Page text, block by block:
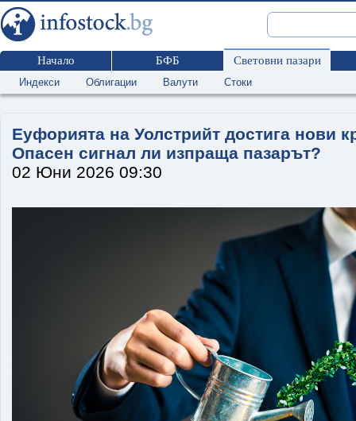
Начало БФБ Световни пазари
Индекси Облигации Валути Стоки
Еуфорията на Уолстрийт достига нови
Опасен сигнал ли изпраща пазарът?
02 Юни 2026 09:30